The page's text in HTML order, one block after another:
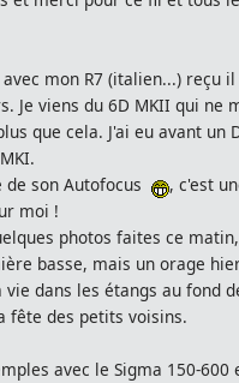
mon R7 (italien...) reçu il
Je viens du 6D MKII qui ne
que cela. J'ai eu avant un
de son Autofocus
, c'est
moi !
photos faites ce
basse, mais un orage
vie dans les étangs au fond
fête des petits voisins.
avec le Sigma 150-600